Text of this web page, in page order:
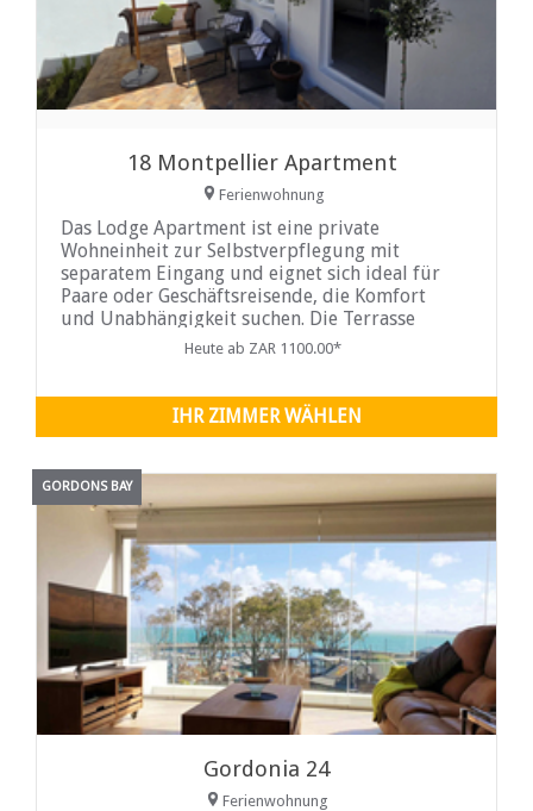
18 Montpellier Apartment
Ferienwohnung
Das Lodge Apartment ist eine private
Wohneinheit zur Selbstverpflegung mit
separatem Eingang und eignet sich ideal für
Paare oder Geschäftsreisende, die Komfort
und Unabhängigkeit suchen. Die Terrasse
bietet einen ungestörten Blick auf die
Landschaft ein.
Heute ab ZAR 1100.00*
IHR ZIMMER WÄHLEN
GORDONS BAY
Gordonia 24
Ferienwohnung